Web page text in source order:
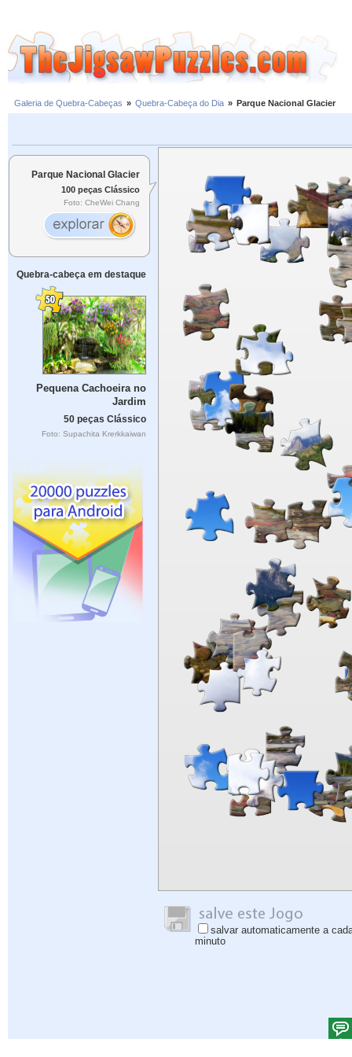
Galeria de Quebra-Cabeças » Quebra-Cabeça do Dia » Parque Nacional Glacier
Parque Nacional Glacier
100 peças Clássico
Foto: CheWei Chang
Quebra-cabeça em destaque
Pequena Cachoeira no
Jardim
50 peças Clássico
Foto: Supachita Krerkkaiwan
salvar automaticamente a
minuto